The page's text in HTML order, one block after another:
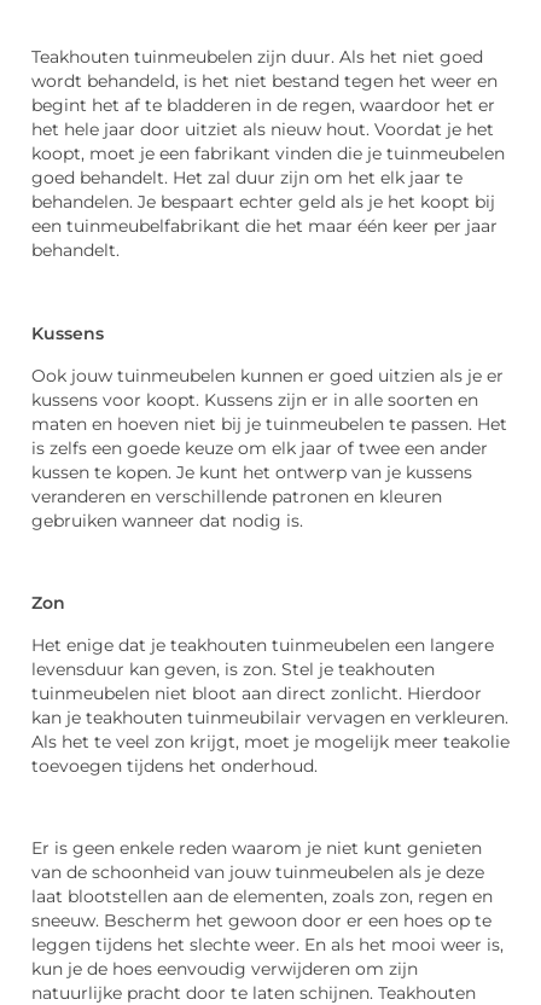
Teakhouten tuinmeubelen zijn duur. Als het niet goed
wordt behandeld, is het niet bestand tegen het weer en
begint het af te bladderen in de regen, waardoor het er
het hele jaar door uitziet als nieuw hout. Voordat je het
koopt, moet je een fabrikant vinden die je tuinmeubelen
goed behandelt. Het zal duur zijn om het elk jaar te
behandelen. Je bespaart echter geld als je het koopt bij
een tuinmeubelfabrikant die het maar één keer per jaar
behandelt.
Kussens
Ook jouw tuinmeubelen kunnen er goed uitzien als je er
kussens voor koopt. Kussens zijn er in alle soorten en
maten en hoeven niet bij je tuinmeubelen te passen. Het
is zelfs een goede keuze om elk jaar of twee een ander
kussen te kopen. Je kunt het ontwerp van je kussens
veranderen en verschillende patronen en kleuren
gebruiken wanneer dat nodig is.
Zon
Het enige dat je teakhouten tuinmeubelen een langere
levensduur kan geven, is zon. Stel je teakhouten
tuinmeubelen niet bloot aan direct zonlicht. Hierdoor
kan je teakhouten tuinmeubilair vervagen en verkleuren.
Als het te veel zon krijgt, moet je mogelijk meer teakolie
toevoegen tijdens het onderhoud.
Er is geen enkele reden waarom je niet kunt genieten
van de schoonheid van jouw tuinmeubelen als je deze
laat blootstellen aan de elementen, zoals zon, regen en
sneeuw. Bescherm het gewoon door er een hoes op te
leggen tijdens het slechte weer. En als het mooi weer is,
kun je de hoes eenvoudig verwijderen om zijn
natuurlijke pracht door te laten schijnen. Teakhouten